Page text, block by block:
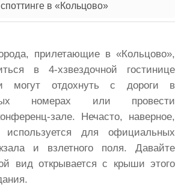
споттинге в «Кольцово»
прилетающие в «Кольцово»,
в 4-хзвездочной гостинице
могут отдохнуть с дороги в
номерах или провести
зале. Нечасто, наверное,
используется для официальных
и взлетного поля. Давайте
вид открывается с крыши этого